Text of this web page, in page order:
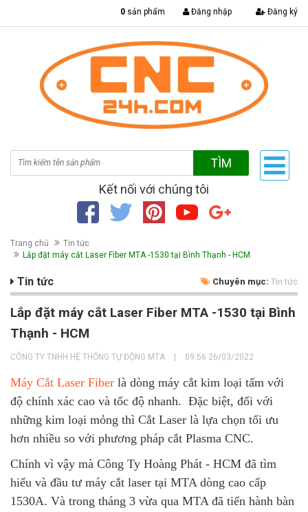
0 sản phẩm Đăng nhập Đăng ký
TÌM
Kết nối với chúng tôi
Trang chủ
Tin tức
Lắp đặt máy cắt Laser Fiber MTA -1530 tại Bình Thạnh - HCM
Tin tức Chuyên mục: Tin tức
Lắp đặt máy cắt Laser Fiber MTA -1530 tại Bình
Thạnh - HCM
CÔNG TY TNHH HỆ THỐNG TỰ ĐỘNG MTA 09:56 26/03/2022
Máy Cắt Laser Fiber là dòng máy cắt kim loại tấm với
độ chính xác cao và tốc độ nhanh. Đặc biệt, đối với
những kim loại mỏng thì Cắt Laser là lựa chọn tối ưu
hơn nhiều so với phương pháp cắt Plasma CNC.
Chính vì vậy mà Công Ty Hoàng Phát - HCM đã tìm
hiểu và đầu tư máy cắt laser tại MTA dòng cao cấp
1530A. Và trong tháng 3 vừa qua MTA đã tiến hành bàn